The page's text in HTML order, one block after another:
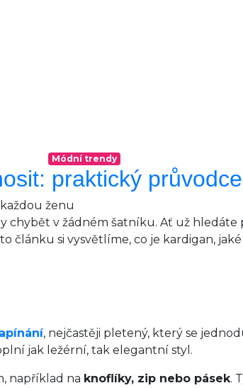
Módní trendy
praktický
chybět v žádném šatníku. Ať už
si vysvětlíme, co je kardigan,
, nejčastěji pletený, který se
jak ležérní, tak elegantní styl.
například na knoflíky, zip nebo pásek.